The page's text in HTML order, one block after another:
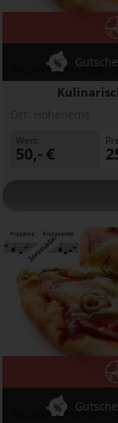
Pizzeria Ristorante
Wert:
50,- €
Pizzeria Ristorante